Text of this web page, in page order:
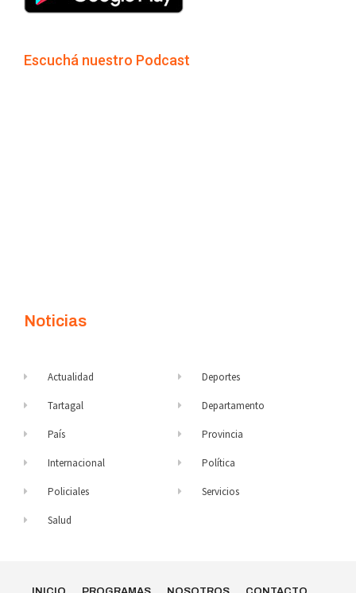
Escuchá nuestro Podcast
Noticias
Actualidad
Tartagal
País
Internacional
Policiales
Salud
Deportes
Departamento
Provincia
Política
Servicios